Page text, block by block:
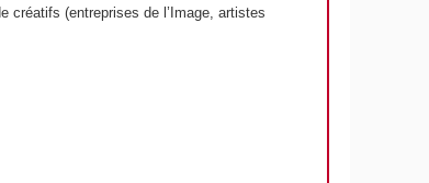
créatifs (entreprises de l’Image, artistes